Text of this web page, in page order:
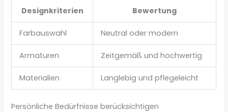
Designkriterien Bewertung
Farbauswahl Neutral oder modern
Armaturen Zeitgemäß und hochwertig
Materialien Langlebig und pflegeleicht
Persönliche Bedürfnisse berücksichtigen